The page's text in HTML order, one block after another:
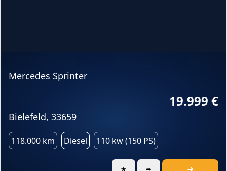
Mercedes Sprinter
19.999 €
Bielefeld, 33659
118.000 km Diesel 110 kw (150 PS)
★ ➦